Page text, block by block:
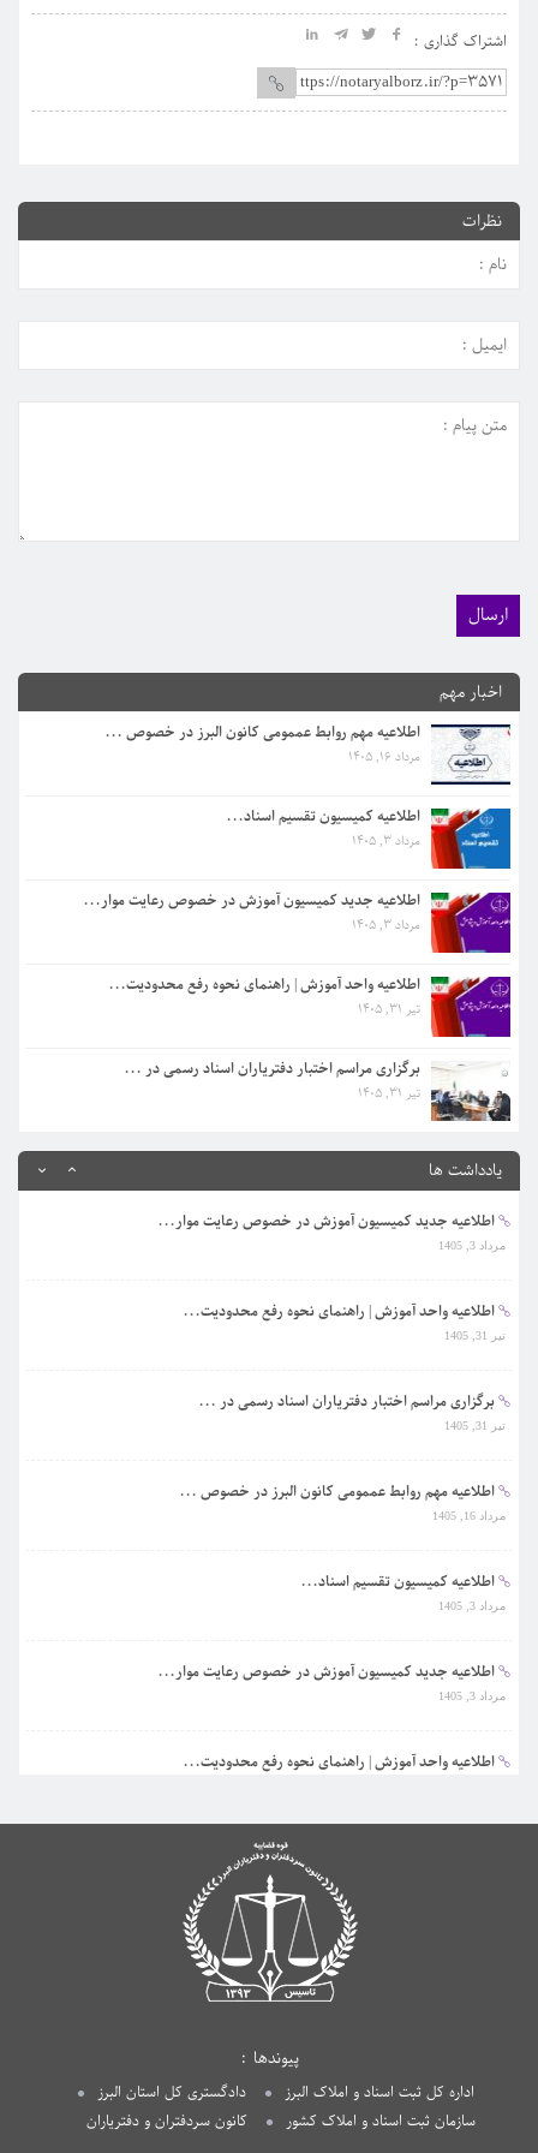
اشتراک گذاری :
نظرات
اخبار مهم
اطلاعیه مهم روابط عممومی کانون البرز در خصوص ...
مرداد 16, 1405
اطلاعیه کمیسیون تقسیم اسناد...
مرداد 3, 1405
اطلاعیه جدید کمیسیون آموزش در خصوص رعایت موار...
مرداد 3, 1405
اطلاعیه واحد آموزش | راهنمای نحوه رفع محدودیت...
تیر 31, 1405
برگزاری مراسم اختبار دفتریاران اسناد رسمی در ...
تیر 31, 1405
یادداشت ها
اطلاعیه کمیسیون تقسیم اسناد...
مرداد 3, 1405
اطلاعیه جدید کمیسیون آموزش در خصوص رعایت موار...
اطلاعیه واحد آموزش | راهنمای نحوه رفع محدودیت...
برگزاری مراسم اختبار دفتریاران اسناد رسمی در ...
تیر 31, 1405
اطلاعیه مهم روابط عممومی کانون البرز در خصوص ...
مرداد 3, 1405
اطلاعیه جدید کمیسیون آموزش در خصوص رعایت موار...
مرداد 3, 1405
اطلاعیه واحد آموزش | راهنمای نحوه رفع محدودیت...
تیر 31, 1405
برگزاری مراسم اختبار دفتریاران اسناد رسمی در ...
تیر 31, 1405
اطلاعیه مهم روابط عممومی کانون البرز در خصوص ...
مرداد 16, 1405
اطلاعیه کمیسیون تقسیم اسناد...
مرداد 3, 1405
اطلاعیه جدید کمیسیون آموزش در خصوص رعایت موار...
مرداد 3, 1405
اطلاعیه واحد آموزش | راهنمای نحوه رفع محدودیت...
پیوندها
اداره کل ثبت اسناد و املاک البرز
دادگستری کل استان البرز
سازمان ثبت اسناد و املاک کشور
کانون سردفتران و دفتریاران